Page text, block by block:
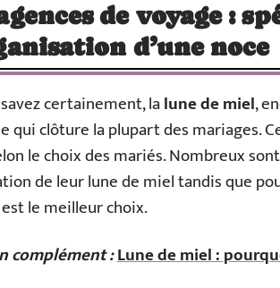
de voyage :
d’une noce
certainement, lalune de miel,
qui clôture la plupart des mariages.
le choix des mariés. Nombreux
de leur lune de miel tandis que
le meilleur choix.
complément :Lune de miel :